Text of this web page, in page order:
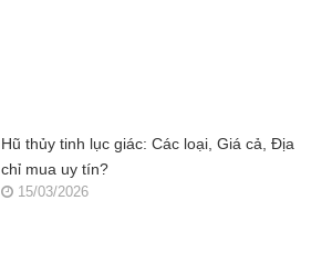
Hũ thủy tinh lục giác: Các loại, Giá cả, Địa
chỉ mua uy tín?
15/03/2026